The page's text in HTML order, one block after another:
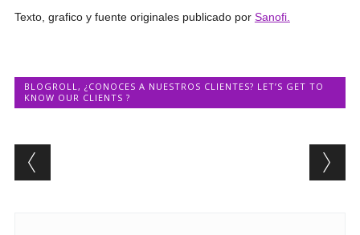
Texto, grafico y fuente originales publicado por Sanofi.
BLOGROLL , ¿CONOCES A NUESTROS CLIENTES? LET’S GET TO
KNOW OUR CLIENTS ?
Post navigation